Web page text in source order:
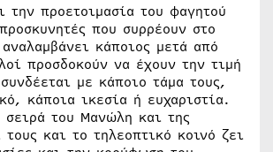
την προετοιμασία του φαγητού
που συρρέουν στο
κάποιος μετά από
προσδοκούν να έχουν την τιμή
με κάποιο τάμα τους,
κάποια ικεσία ή ευχαριστία.
σειρά του Μανώλη και της
και το τηλεοπτικό κοινό ζει